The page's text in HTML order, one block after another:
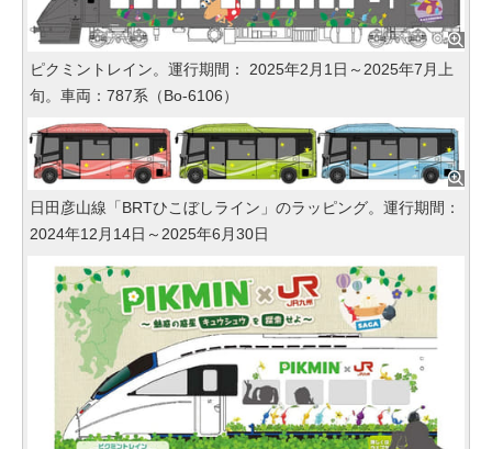
ピクミントレイン。運行期間： 2025年2月1日～2025年7月上
旬。車両：787系（Bo-6106）
日田彦山線「BRTひこぼしライン」のラッピング。運行期間：
2024年12月14日～2025年6月30日